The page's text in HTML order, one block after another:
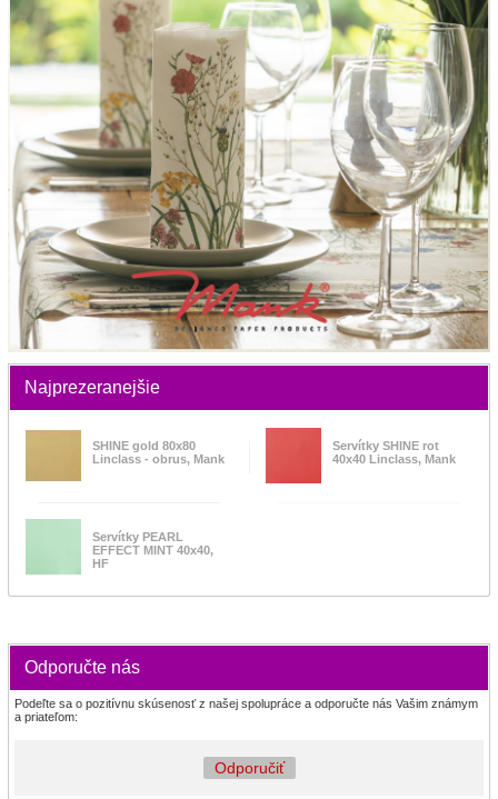
Najprezeranejšie
SHINE gold 80x80
Linclass - obrus, Mank
Servítky SHINE rot
40x40 Linclass, Mank
Servítky PEARL
EFFECT MINT 40x40,
HF
Odporučte nás
Podeľte sa o pozitívnu skúsenosť z našej spolupráce a odporučte nás Vašim známym
a priateľom:
Odporučiť